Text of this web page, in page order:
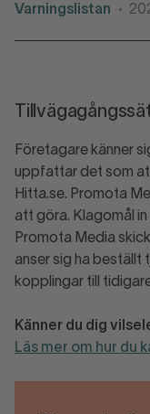
Varningslistan •
Företagare känner
uppfattar det som
Hitta.se. Promota
att göra. Klagomål
Promota Media
anser sig ha beställt
kopplingar till
Känner du dig
Läs mer om hur du